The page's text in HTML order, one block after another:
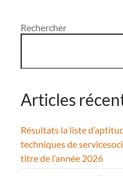
Rechercher
Articles
Résultats la liste
techniques de
titre de l’année 2026